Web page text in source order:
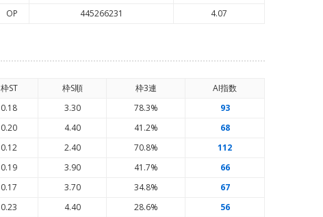
OP 445266231 4.07
枠ST 枠S順 枠3連 AI指数
0.18 3.30 78.3%
93
0.20 4.40 41.2%
68
0.12 2.40 70.8%
112
0.19 3.90 41.7%
66
0.17 3.70 34.8%
67
0.23 4.40 28.6% 56